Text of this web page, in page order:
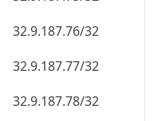
32.9.187.76/32
32.9.187.77/32
32.9.187.78/32